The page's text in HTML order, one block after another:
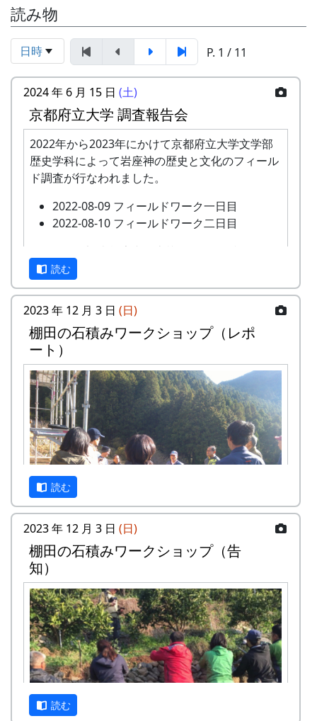
読み物
日時 P. 1 / 11
2024 年 6 月 15 日 (土)
京都府立大学 調査報告会
2022年から2023年にかけて京都府立大学文学部
歴史学科によって岩座神の歴史と文化のフィール
ド調査が行なわれました。
2022-08-09 フィールドワーク一日目
2022-08-10 フィールドワーク二日目
このたび、調査報告書が上梓されたのを記念し
て、現地である岩座神において調査報告会が開催
されます。
あわせて、2023年に岩座神の棚田について農業の
面から調査をおこなった武庫川女子大学来栖氏の
研究発表も行なわれます。
京都府立大学歴史学科文化遺産調査報
告会
『岩座神の歴史と文化』
日時・場所
日時 : 2024年6月15日（土） 13:00 - 16:30
場所 : 岩座神公会堂
プログラム
岩座神における棚田景観の現状と課題
武庫川女子大学大学院建築学研究科専攻
来栖萌々子
～
京都府立大学文学部歴史学科4回生 橋本
唯
岩座神地区文書からみた江戸時代の神光寺と
家族
京都府立大学文学部歴史学科教授 東昇
京都府立大学文学部歴史学科4回生 渡部
凌空・小島慧音
読む
2023 年 12 月 3 日 (日)
棚田の石積みワークショップ（レポ
ート）
読む
2023 年 12 月 3 日 (日)
棚⽥の⽯積みワークショップ（告
知）
読む